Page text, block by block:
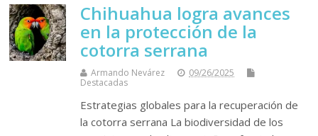
Chihuahua logra avances
en la protección de la
cotorra serrana
Armando Nevárez
09/26/2025
Destacadas
Estrategias globales para la recuperación de
la cotorra serrana La biodiversidad de los